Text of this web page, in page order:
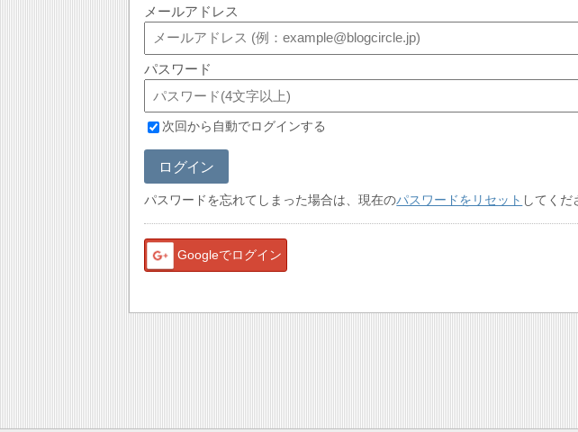
メールアドレス
パスワード
次回から自動でログインする
ログイン
パスワードを忘れてしまった場合は、現在のパスワードをリセット してくだ
Googleでログイン